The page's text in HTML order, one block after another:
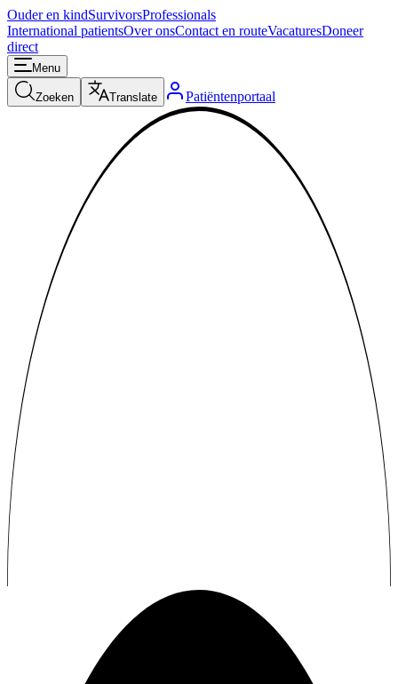
Ouder en kindSurvivorsProfessionals
International patientsOver onsContact en routeVacaturesDoneer
direct
Menu
Zoeken Translate Patiëntenportaal